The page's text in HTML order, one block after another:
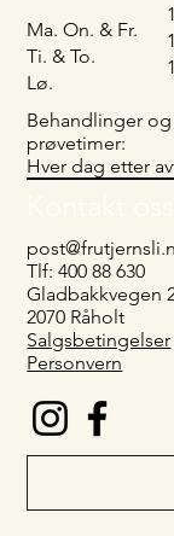
Tlf: 400 88 630
Gladbakkvegen
2070 Råholt
Salgsbetingelser
Personvern
Ma. On. & Fr.
Ti. & To.
Lø.
Behandlinger og
prøvetimer:
Hver dag etter